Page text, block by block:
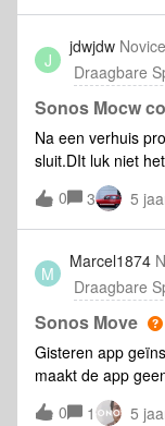
J
jdwjdw Novice
Draagbare
Sonos Mocw
Na een verhuis
sluit.DIt luk niet
een oplossing ?
0 3 5
M
Marcel1874
Draagbare
Sonos Move
Gisteren app
maakt de app
dat zijn? Heb de
0 1 5